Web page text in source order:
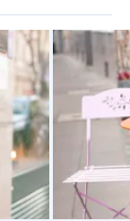
vom